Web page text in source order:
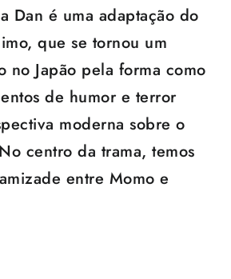
Dan é uma adaptação do
, que se tornou um
no Japão pela forma como
de humor e terror
moderna sobre o
centro da trama, temos
entre Momo e